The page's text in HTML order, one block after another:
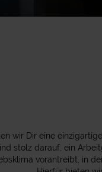
wir Dir eine
stolz darauf, ein
vorantreibt, in